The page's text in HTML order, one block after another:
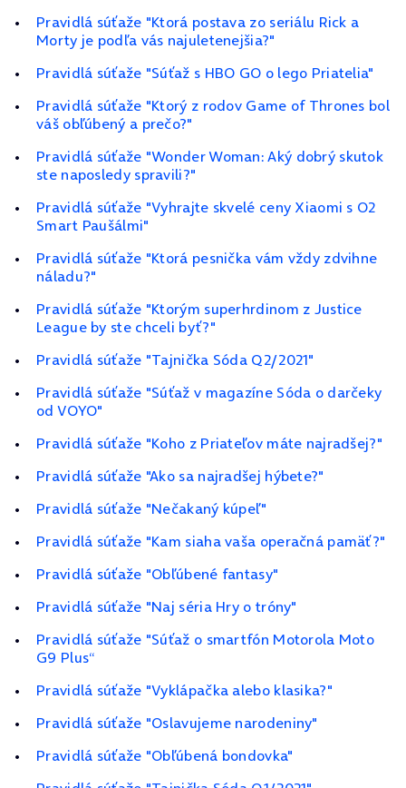
Pravidlá súťaže "Ktorá postava zo seriálu Rick a
Morty je podľa vás najuletenejšia?"
Pravidlá súťaže "Súťaž s HBO GO o lego Priatelia"
Pravidlá súťaže "Ktorý z rodov Game of Thrones bol
váš obľúbený a prečo?"
Pravidlá súťaže "Wonder Woman: Aký dobrý skutok
ste naposledy spravili?"
Pravidlá súťaže "Vyhrajte skvelé ceny Xiaomi s O2
Smart Paušálmi"
Pravidlá súťaže "Ktorá pesnička vám vždy zdvihne
náladu?"
Pravidlá súťaže "Ktorým superhrdinom z Justice
League by ste chceli byť?"
Pravidlá súťaže "Tajnička Sóda Q2/2021"
Pravidlá súťaže "Súťaž v magazíne Sóda o darčeky
od VOYO"
Pravidlá súťaže "Koho z Priateľov máte najradšej?"
Pravidlá súťaže "Ako sa najradšej hýbete?"
Pravidlá súťaže "Nečakaný kúpeľ"
Pravidlá súťaže "Kam siaha vaša operačná pamäť?"
Pravidlá súťaže "Obľúbené fantasy"
Pravidlá súťaže "Naj séria Hry o tróny"
Pravidlá súťaže "Súťaž o smartfón Motorola Moto
G9 Plus“
Pravidlá súťaže "Vyklápačka alebo klasika?"
Pravidlá súťaže "Oslavujeme narodeniny"
Pravidlá súťaže "Obľúbená bondovka"